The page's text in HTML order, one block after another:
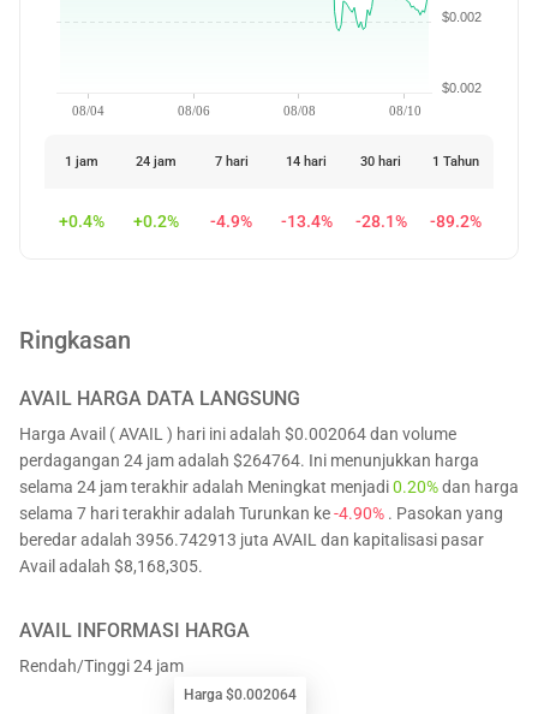
08/04 08/06 08/08 08/10
$0.002
$0.002
1 jam 24 jam 7 hari 14 hari 30 hari 1 Tahun
+0.4% +0.2% -4.9% -13.4% -28.1% -89.2%
Ringkasan
AVAIL HARGA DATA LANGSUNG
Harga Avail ( AVAIL ) hari ini adalah $0.002064 dan volume
perdagangan 24 jam adalah $264764. Ini menunjukkan harga
selama 24 jam terakhir adalah Meningkat menjadi0.20%dan harga
selama 7 hari terakhir adalah Turunkan ke-4.90% . Pasokan yang
beredar adalah 3956.742913 juta AVAIL dan kapitalisasi pasar
Avail adalah $8,168,305.
AVAIL INFORMASI HARGA
Rendah/Tinggi 24 jam
Harga $0.002064